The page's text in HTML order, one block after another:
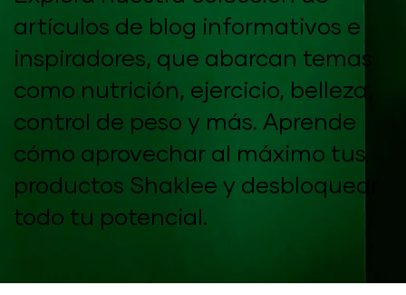
artículos de blog informativos e
inspiradores, que abarcan temas
como nutrición, ejercicio, belleza,
control de peso y más. Aprende
cómo aprovechar al máximo tus
productos Shaklee y desbloquear
todo tu potencial.